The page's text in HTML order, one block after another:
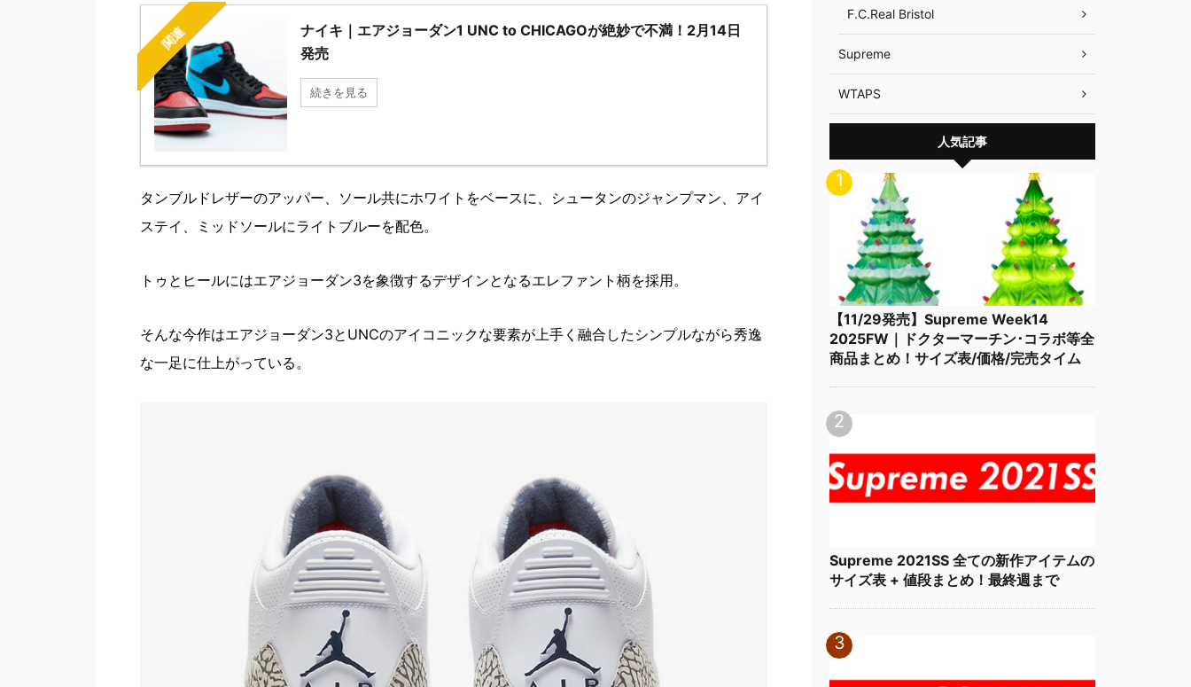
関連
ナイキ｜エアジョーダン1 UNC to CHICAGOが絶妙で不満！2月14日
発売
続きを見る
タンブルドレザーのアッパー、ソール共にホワイトをベースに、シュータンのジャンプマン、アイ
ステイ、ミッドソールにライトブルーを配色。
トゥとヒールにはエアジョーダン3を象徴するデザインとなるエレファント柄を採用。
そんな今作はエアジョーダン3とUNCのアイコニックな要素が上手く融合したシンプルながら秀逸
な一足に仕上がっている。
F.C.Real Bristol
Supreme
WTAPS
人気記事
【11/29発売】Supreme Week14
2025FW｜ドクターマーチン･コラボ等全
商品まとめ！サイズ表/価格/完売タイム
Supreme 2021SS 全ての新作アイテムの
サイズ表 + 値段まとめ！最終週まで